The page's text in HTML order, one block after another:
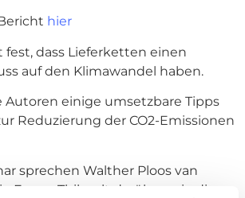
hier
fest, dass Lieferketten einen
auf den Klimawandel haben.
Autoren einige umsetzbare Tipps
Reduzierung der CO2-Emissionen
sprechen Walther Ploos van
Farrag-Thibault darüber, wie die